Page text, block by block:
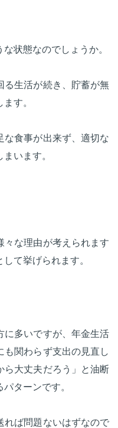
状態なのでしょうか。
る生活が続き、貯蓄が無
す。
な食事が出来ず、適切な
います。
々な理由が考えられます
て挙げられます。
に多いですが、年金生活
も関わらず支出の見直し
ら大丈夫だろう」と油断
ターンです。
れば問題ないはずなので